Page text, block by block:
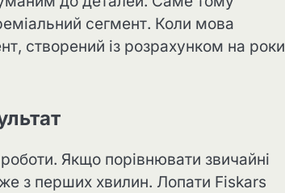
сегмент. Коли мова
створений із розрахунком на роки
Якщо порівнювати звичайні
з перших хвилин. Лопати Fiskars